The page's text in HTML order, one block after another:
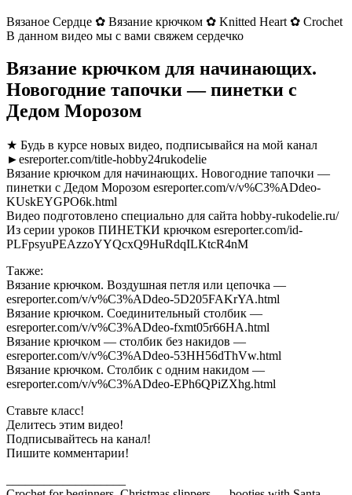
Вязаное Сердце ✿ Вязание крючком ✿ Knitted Heart ✿ Crochet
В данном видео мы с вами свяжем сердечко
Вязание крючком для начинающих.
Новогодние тапочки — пинетки с
Дедом Морозом
★ Будь в курсе новых видео, подписывайся на мой канал
►esreporter.com/title-hobby24rukodelie
Вязание крючком для начинающих. Новогодние тапочки —
пинетки с Дедом Морозом esreporter.com/v/v%C3%ADdeo-
KUskEYGPO6k.html
Видео подготовлено специально для сайта hobby-rukodelie.ru/
Из серии уроков ПИНЕТКИ крючком esreporter.com/id-
PLFpsyuPEAzzoYYQcxQ9HuRdqILKtcR4nM
Также:
Вязание крючком. Воздушная петля или цепочка —
esreporter.com/v/v%C3%ADdeo-5D205FAKrYA.html
Вязание крючком. Соединительный столбик —
esreporter.com/v/v%C3%ADdeo-fxmt05r66HA.html
Вязание крючком — столбик без накидов —
esreporter.com/v/v%C3%ADdeo-53HH56dThVw.html
Вязание крючком. Столбик с одним накидом —
esreporter.com/v/v%C3%ADdeo-EPh6QPiZXhg.html
Ставьте класс!
Делитесь этим видео!
Подписывайтесь на канал!
Пишите комментарии!